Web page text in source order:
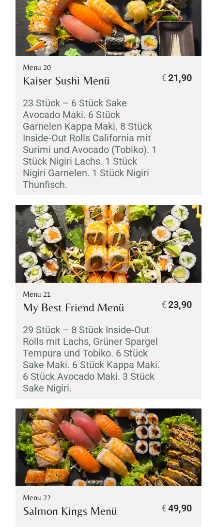
Menu 20
Kaiser Sushi Menü
23 Stück – 6 Stück Sake
Avocado Maki. 6 Stück
Garnelen Kappa Maki. 8 Stück
Inside-Out Rolls California mit
Surimi und Avocado (Tobiko). 1
Stück Nigiri Lachs. 1 Stück
Nigiri Garnelen. 1 Stück Nigiri
Thunfisch.
21,90
€
Menu 21
My Best Friend Menü
29 Stück – 8 Stück Inside-Out
Rolls mit Lachs, Grüner Spargel
Tempura und Tobiko. 6 Stück
Sake Maki. 6 Stück Kappa Maki.
6 Stück Avocado Maki. 3 Stück
Sake Nigiri.
23,90
€
Menu 22
Salmon Kings Menü 49,90
€